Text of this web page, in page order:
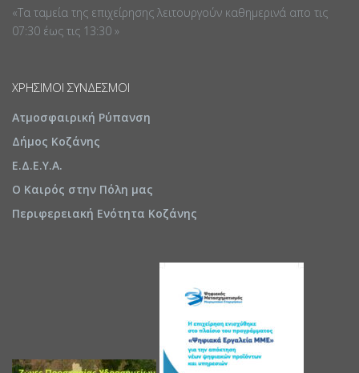
«Τα ταμεία της επιχείρησης λειτουργούν καθημερινά απο τις
07:30 έως τις 13:30 »
ΧΡΉΣΙΜΟΙ ΣΎΝΔΕΣΜΟΙ
Ατμοσφαιρική Ρύπανση
Δήμος Κοζάνης
Ε.Δ.Ε.Υ.Α.
Ο Καιρός στην Πόλη μας
Περιφερειακή Ενότητα Κοζάνης